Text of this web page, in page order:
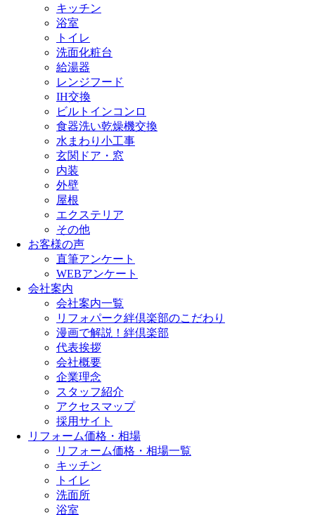
キッチン
浴室
トイレ
洗面化粧台
給湯器
レンジフード
IH交換
ビルトインコンロ
食器洗い乾燥機交換
水まわり小工事
玄関ドア・窓
内装
外壁
屋根
エクステリア
その他
お客様の声
直筆アンケート
WEBアンケート
会社案内
会社案内一覧
リフォパーク絆倶楽部のこだわり
漫画で解説！絆倶楽部
代表挨拶
会社概要
企業理念
スタッフ紹介
アクセスマップ
採用サイト
リフォーム価格・相場
リフォーム価格・相場一覧
キッチン
トイレ
洗面所
浴室